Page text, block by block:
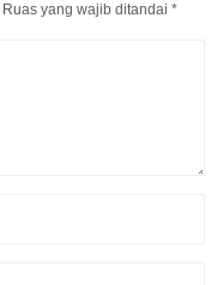
Ruas yang wajib ditandai *